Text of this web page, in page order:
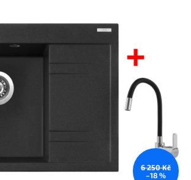
z
6 250 Kč
–18 %